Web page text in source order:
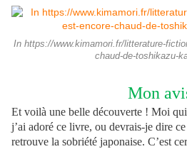
In https://www.kimamori.fr/litterature-
chaud-de-toshikazu-
Mon
Et voilà une belle découverte ! Moi
j’ai adoré ce livre, ou devrais-je dire
retrouve la sobriété japonaise. C’est